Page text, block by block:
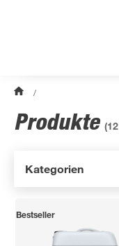
/
Produkte (12
Kategorien
Bestseller